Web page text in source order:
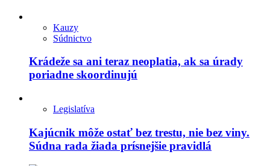
Kauzy
Súdnictvo
Krádeže sa ani teraz neoplatia, ak sa úrady
poriadne skoordinujú
Legislatíva
Kajúcnik môže ostať bez trestu, nie bez viny.
Súdna rada žiada prísnejšie pravidlá